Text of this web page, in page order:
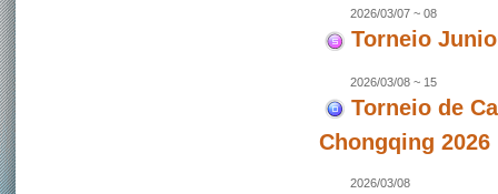
2026/03/07 ~ 08
Torneio
2026/03/08 ~ 15
Torneio de
Chongqing
2026/03/08